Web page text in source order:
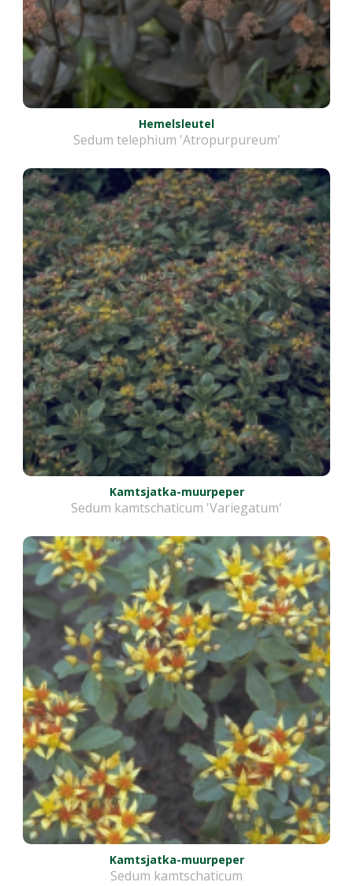
Hemelsleutel
Sedum telephium 'Atropurpureum'
Kamtsjatka-muurpeper
Sedum kamtschaticum 'Variegatum'
Kamtsjatka-muurpeper
Sedum kamtschaticum